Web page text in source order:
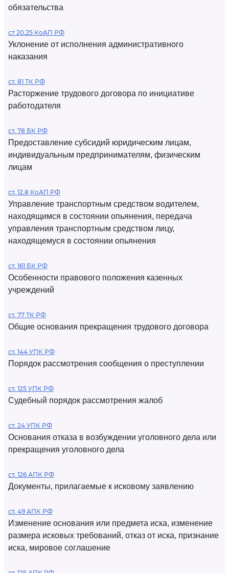
обязательства
ст 20.25 КоАП РФ
Уклонение от исполнения административного
наказания
ст. 81 ТК РФ
Расторжение трудового договора по инициативе
работодателя
ст. 78 БК РФ
Предоставление субсидий юридическим лицам,
индивидуальным предпринимателям, физическим
лицам
ст. 12.8 КоАП РФ
Управление транспортным средством водителем,
находящимся в состоянии опьянения, передача
управления транспортным средством лицу,
находящемуся в состоянии опьянения
ст. 161 БК РФ
Особенности правового положения казенных
учреждений
ст. 77 ТК РФ
Общие основания прекращения трудового договора
ст. 144 УПК РФ
Порядок рассмотрения сообщения о преступлении
ст. 125 УПК РФ
Судебный порядок рассмотрения жалоб
ст. 24 УПК РФ
Основания отказа в возбуждении уголовного дела или
прекращения уголовного дела
ст. 126 АПК РФ
Документы, прилагаемые к исковому заявлению
ст. 49 АПК РФ
Изменение основания или предмета иска, изменение
размера исковых требований, отказ от иска, признание
иска, мировое соглашение